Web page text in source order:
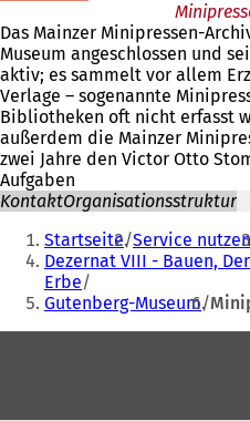
Das Mainzer Minipressen-
Museum angeschlossen und
aktiv; es sammelt vor allem
Verlage – sogenannte
Bibliotheken oft nicht erfasst
außerdem die Mainzer
zwei Jahre den Victor Otto
Aufgaben
KontaktOrganisationsstruktur
Sie
befinden
sich
hier:
Startseite Service nutzen
Dezernat VIII - Bauen,
Erbe
Gutenberg-Museum